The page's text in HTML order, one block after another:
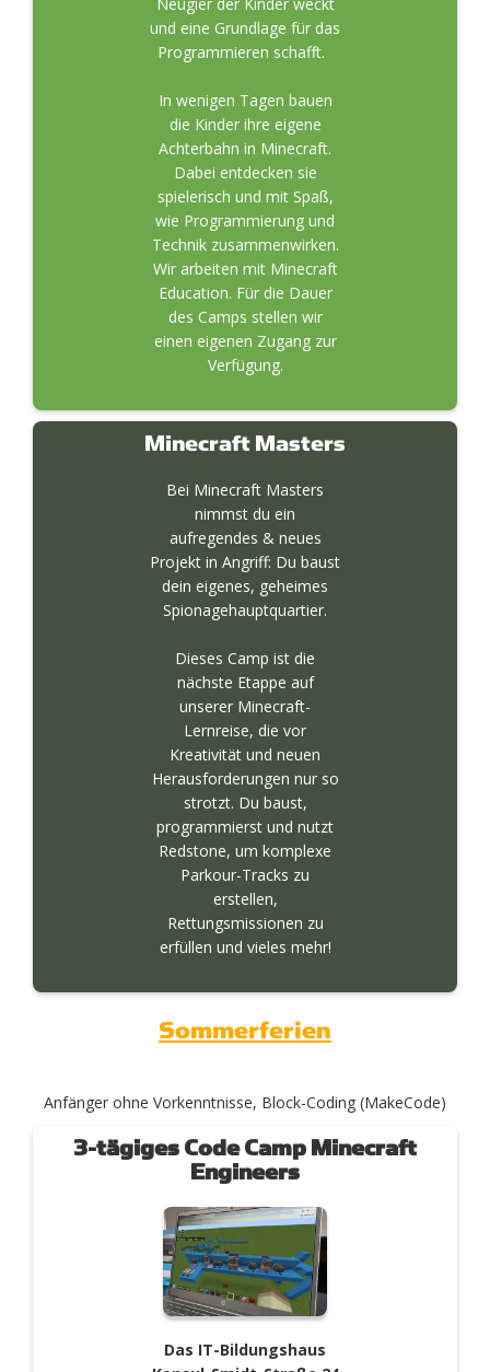
und eine Grundlage für das
Programmieren schafft.
In wenigen Tagen bauen
die Kinder ihre eigene
Achterbahn in Minecraft.
Dabei entdecken sie
spielerisch und mit Spaß,
wie Programmierung und
Technik zusammenwirken.
Wir arbeiten mit Minecraft
Education. Für die Dauer
des Camps stellen wir
einen eigenen Zugang zur
Verfügung.
Minecraft Masters
Bei Minecraft Masters
nimmst du ein
aufregendes & neues
Projekt in Angriff: Du baust
dein eigenes, geheimes
Spionagehauptquartier.
Dieses Camp ist die
nächste Etappe auf
unserer Minecraft-
Lernreise, die vor
Kreativität und neuen
Herausforderungen nur so
strotzt. Du baust,
programmierst und nutzt
Redstone, um komplexe
Parkour-Tracks zu
erstellen,
Rettungsmissionen zu
erfüllen und vieles mehr!
Sommerferien
Anfänger ohne Vorkenntnisse, Block-Coding (MakeCode)
3-tägiges Code Camp Minecraft
Engineers
Das IT-Bildungshaus